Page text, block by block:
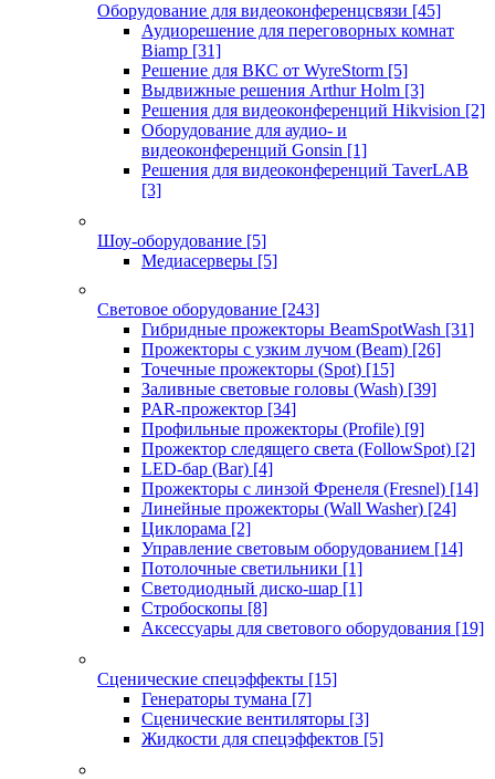
Оборудование для видеоконференцсвязи [45]
Аудиорешение для переговорных комнат
Biamp [31]
Решение для ВКС от WyreStorm [5]
Выдвижные решения Arthur Holm [3]
Решения для видеоконференций Hikvision [2]
Оборудование для аудио- и
видеоконференций Gonsin [1]
Решения для видеоконференций TaverLAB
[3]
Шоу-оборудование [5]
Медиасерверы [5]
Световое оборудование [243]
Гибридные прожекторы BeamSpotWash [31]
Прожекторы с узким лучом (Beam) [26]
Точечные прожекторы (Spot) [15]
Заливные световые головы (Wash) [39]
PAR-прожектор [34]
Профильные прожекторы (Profile) [9]
Прожектор следящего света (FollowSpot) [2]
LED-бар (Bar) [4]
Прожекторы с линзой Френеля (Fresnel) [14]
Линейные прожекторы (Wall Washer) [24]
Циклорама [2]
Управление световым оборудованием [14]
Потолочные светильники [1]
Светодиодный диско-шар [1]
Стробоскопы [8]
Аксессуары для светового оборудования [19]
Сценические спецэффекты [15]
Генераторы тумана [7]
Сценические вентиляторы [3]
Жидкости для спецэффектов [5]